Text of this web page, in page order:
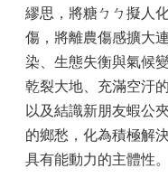
繆思，將糖ㄅㄅ擬人
傷，將離農傷感擴大
染、生態失衡與氣候
乾裂大地、充滿空汙
以及結識新朋友蝦公
的鄉愁，化為積極解
具有能動力的主體性。